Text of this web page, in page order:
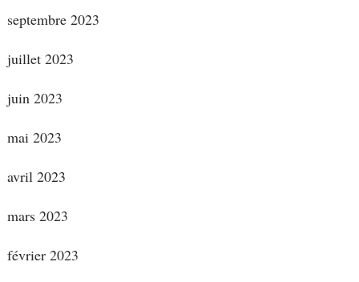
septembre 2023
juillet 2023
juin 2023
mai 2023
avril 2023
mars 2023
février 2023